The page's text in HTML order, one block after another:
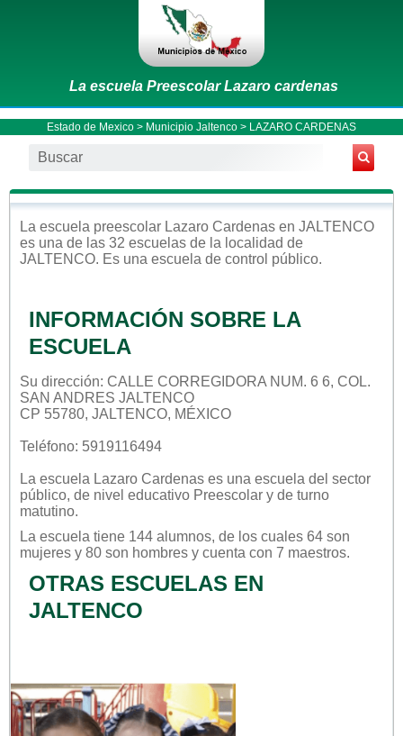
La escuela Preescolar Lazaro cardenas
Estado de Mexico > Municipio Jaltenco > LAZARO CARDENAS
La escuela preescolar Lazaro Cardenas en JALTENCO
es una de las 32 escuelas de la localidad de
JALTENCO. Es una escuela de control público.
INFORMACIÓN SOBRE LA
ESCUELA
Su dirección: CALLE CORREGIDORA NUM. 6 6, COL.
SAN ANDRES JALTENCO
CP 55780, JALTENCO, MÉXICO
Teléfono: 5919116494
La escuela Lazaro Cardenas es una escuela del sector
público, de nivel educativo Preescolar y de turno
matutino.
La escuela tiene 144 alumnos, de los cuales 64 son
mujeres y 80 son hombres y cuenta con 7 maestros.
OTRAS ESCUELAS EN
JALTENCO